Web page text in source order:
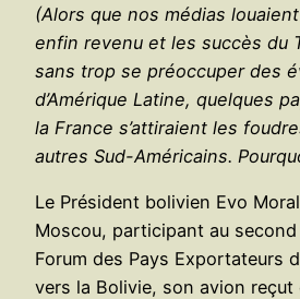
(Alors que nos médias
enfin revenu et les succès du
sans trop se préoccuper des
d’Amérique Latine, quelques
la France s’attiraient les
autres Sud-Américains.
Le Président bolivien Evo
Moscou, participant au
Forum des Pays Exportateurs
vers la Bolivie, son avion reçut